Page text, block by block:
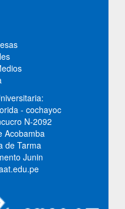
- cochayoc
N-2092
Acobamba
de Tarma
Junin